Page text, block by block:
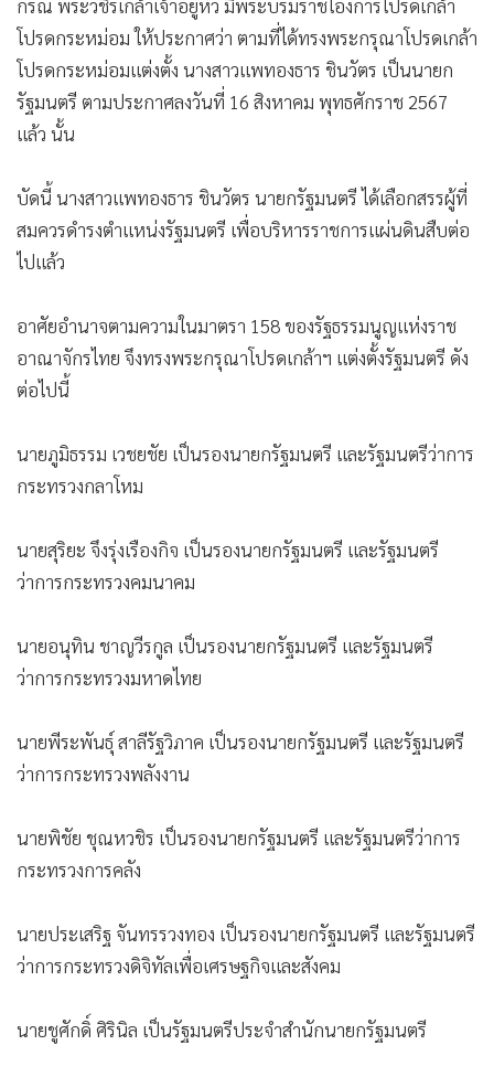
• Factcheck
•
•
News1
Gotomanager
โปรดเกล้าฯ แต่งตั้ง ครม.แพทองธาร 1 แล้ว ตามคาด “บิ๊กอ้วน”
ผงาดควบกลาโหม ด้าน “ประเสริฐ” ขึ้นแท่นรองนายกฯ ควบดีอี
เส้นชัย “ลูกสาวชาดา” นั่ง มท.3 ตามโผ
พระบรมราชโองการ โปรดเกล้าฯ แต่งตั้งรัฐมนตรี
ที่ลงนามรับ
สนองพระบรมราชโองการ โดย แพทองธาร ชินวัตร นายก
ประกาศ แต่งตั้งรัฐมนตรี
พระบาทสมเด็จพระปรเมนทรรามาธิบดีศรีสินทรมหาวชิราลง
โปรดกระหม่อม ให้ประกาศว่า ตามที่ได้ทรงพระกรุณาโปรดเกล้า
โปรดกระหม่อมแต่งตั้ง นางสาวแพทองธาร ชินวัตร เป็นนายก
แล้ว นั้น
บัดนี้ นางสาวแพทองธาร ชินวัตร นายกรัฐมนตรี ได้เลือกสรรผู้ที่
สมควรดํารงตําแหน่งรัฐมนตรี เพื่อบริหารราชการแผ่นดินสืบต่อ
ไปแล้ว